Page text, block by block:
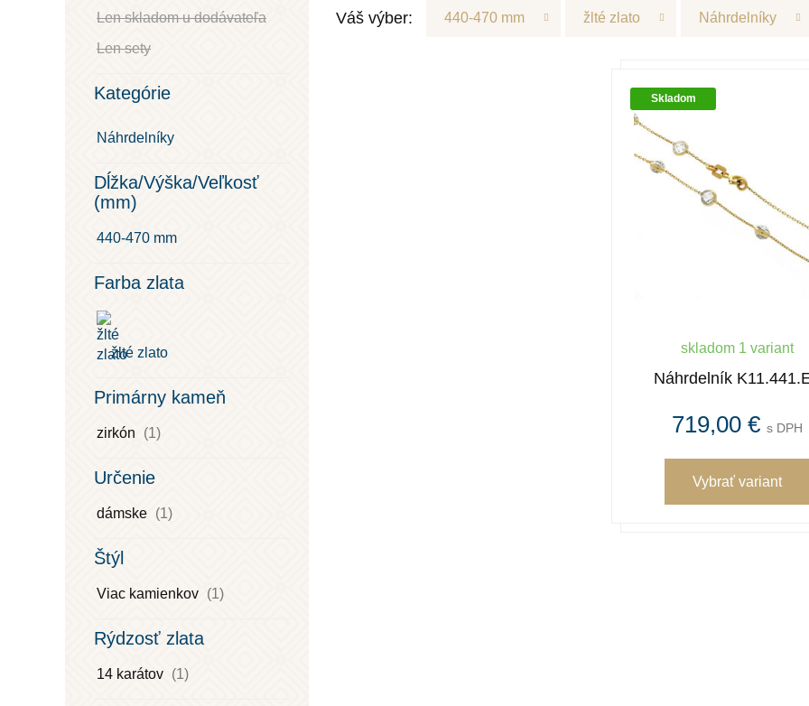
Len skladom u dodávateľa
Len sety
Kategórie
Náhrdelníky
Dĺžka/Výška/Veľkosť
(mm)
440-470 mm
Farba zlata
žlté zlato
Primárny kameň
zirkón (1)
Určenie
dámske (1)
Štýl
Viac kamienkov (1)
Rýdzosť zlata
14 karátov (1)
Váš výber: 440-470 mm žlté zlato Náhrdelníky
Skladom
skladom 1 variant
Náhrdelník
719,00 €s DPH
Vybrať variant